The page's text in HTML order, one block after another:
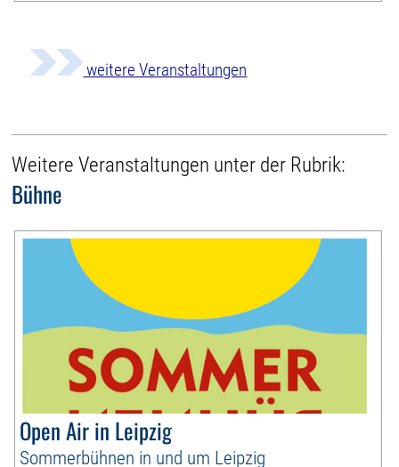
weitere Veranstaltungen
Weitere Veranstaltungen unter der Rubrik:
Bühne
Open Air in Leipzig
Sommerbühnen in und um Leipzig